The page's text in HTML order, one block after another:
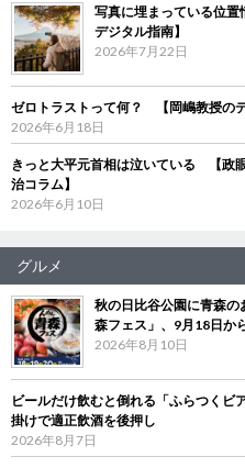
写真に埋まっている位
デジタル指南】
2026年7月22日
ゼロトラストって何？ 【岡嶋教授のデ
2026年6月18日
きっと大平元首相は泣いている 【政
治コラム】
2026年6月10日
グルメ
秋の日比谷公園に青森
森フェス」、9月18日か
2026年8月10日
ビールだけ飲むと倒れる「ふらつく
掛けで適正飲酒を後押し
2026年8月7日